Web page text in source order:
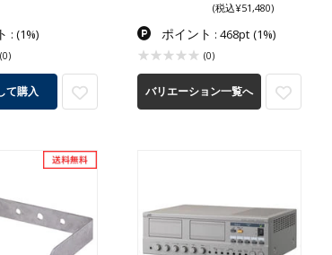
: (1%)
(0)
て購入
(税込¥51,480)
ポイント : 468pt (1%)
(0)
バリエーション一覧へ